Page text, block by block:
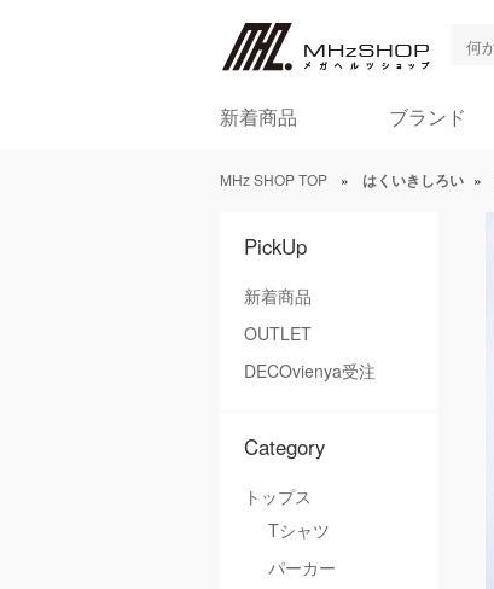
新着商品 ブランド
MHz SHOP TOP » はくいきしろい »
PickUp
新着商品
OUTLET
DECOvienya受注
Category
トップス
Tシャツ
パーカー